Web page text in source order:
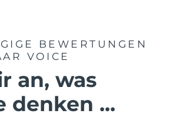
BEWERTUNGEN
VOICE
an, was
denken ...